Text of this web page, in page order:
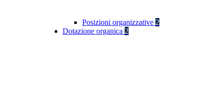
Posizioni organizzative 2
Dotazione organica 2